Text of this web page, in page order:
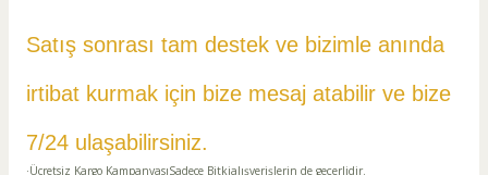
Satış sonrası tam destek ve bizimle anında
irtibat kurmak için bize mesaj atabilir ve bize
7/24 ulaşabilirsiniz.
·Ücretsiz Kargo KampanyasıSadece Bitkialışverişlerin de geçerlidir.